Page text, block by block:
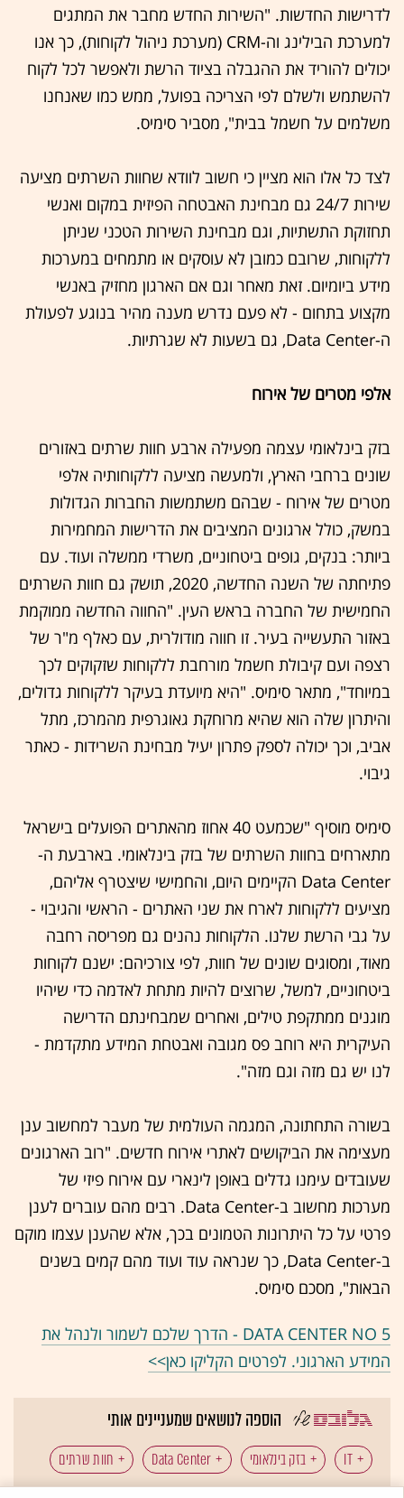
לדרישות החדשות. "השירות החדש מחבר את המתגים
למערכת הבילינג וה-CRM (מערכת ניהול לקוחות), כך אנו
יכולים להוריד את ההגבלה בציוד הרשת ולאפשר לכל לקוח
להשתמש ולשלם לפי הצריכה בפועל, ממש כמו שאנחנו
משלמים על חשמל בבית", מסביר סימיס.
לצד כל אלו הוא מציין כי חשוב לוודא שחוות השרתים מציעה
שירות 24/7 גם מבחינת האבטחה הפיזית במקום ואנשי
תחזוקת התשתיות, וגם מבחינת השירות הטכני שניתן
ללקוחות, שרובם כמובן לא עוסקים או מתמחים במערכות
מידע ביומיום. זאת מאחר וגם אם הארגון מחזיק באנשי
מקצוע בתחום - לא פעם נדרש מענה מהיר בנוגע לפעולת
ה-Data Center, גם בשעות לא שגרתיות.
אלפי מטרים של אירוח
בזק בינלאומי עצמה מפעילה ארבע חוות שרתים באזורים
שונים ברחבי הארץ, ולמעשה מציעה ללקוחותיה אלפי
מטרים של אירוח - שבהם משתמשות החברות הגדולות
במשק, כולל ארגונים המציבים את הדרישות המחמירות
ביותר: בנקים, גופים ביטחוניים, משרדי ממשלה ועוד. עם
פתיחתה של השנה החדשה, 2020, תושק גם חוות השרתים
החמישית של החברה בראש העין. "החווה החדשה ממוקמת
באזור התעשייה בעיר. זו חווה מודולרית, עם כאלף מ"ר של
רצפה ועם קיבולת חשמל מורחבת ללקוחות שזקוקים לכך
במיוחד", מתאר סימיס. "היא מיועדת בעיקר ללקוחות גדולים,
והיתרון שלה הוא שהיא מרוחקת גאוגרפית מהמרכז, מתל
אביב, וכך יכולה לספק פתרון יעיל מבחינת השרידות - כאתר
גיבוי.
סימיס מוסיף "שכמעט 40 אחוז מהאתרים הפועלים בישראל
מתארחים בחוות השרתים של בזק בינלאומי. בארבעת ה-
Data Center הקיימים היום, והחמישי שיצטרף אליהם,
מציעים ללקוחות לארח את שני האתרים - הראשי והגיבוי -
על גבי הרשת שלנו. הלקוחות נהנים גם מפריסה רחבה
מאוד, ומסוגים שונים של חוות, לפי צורכיהם: ישנם לקוחות
ביטחוניים, למשל, שרוצים להיות מתחת לאדמה כדי שיהיו
מוגנים ממתקפת טילים, ואחרים שמבחינתם הדרישה
העיקרית היא רוחב פס מגובה ואבטחת המידע מתקדמת -
לנו יש גם מזה וגם מזה".
בשורה התחתונה, המגמה העולמית של מעבר למחשוב ענן
מעצימה את הביקושים לאתרי אירוח חדשים. "רוב הארגונים
שעובדים עימנו גדלים באופן לינארי עם אירוח פיזי של
מערכות מחשוב ב-Data Center. רבים מהם עוברים לענן
פרטי על כל היתרונות הטמונים בכך, אלא שהענן עצמו מוקם
ב-Data Center, כך שנראה עוד ועוד מהם קמים בשנים
הבאות", מסכם סימיס.
DATA CENTER NO 5 - הדרך שלכם לשמור ולנהל את
המידע הארגוני. לפרטים הקליקו כאן>>
הוספה לנושאים שמעניינים אותי
IT בזק בינלאומי Data Center חוות שרתים